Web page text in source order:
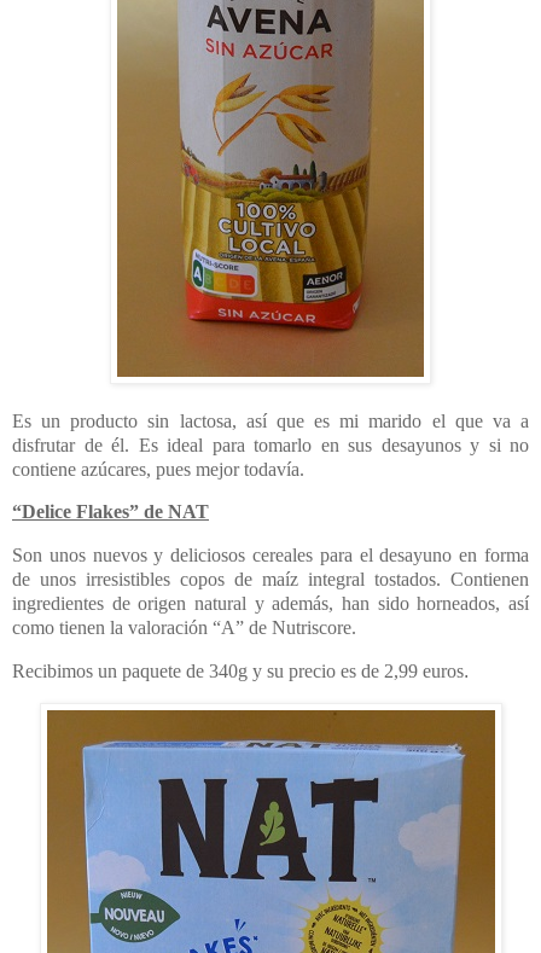
Es un producto sin lactosa, así que es mi marido el que va a
disfrutar de él. Es ideal para tomarlo en sus desayunos y si no
contiene azúcares, pues mejor todavía.
“Delice Flakes” de NAT
Son unos nuevos y deliciosos cereales para el desayuno en forma
de unos irresistibles copos de maíz integral tostados. Contienen
ingredientes de origen natural y además, han sido horneados, así
como tienen la valoración “A” de Nutriscore.
Recibimos un paquete de 340g y su precio es de 2,99 euros.